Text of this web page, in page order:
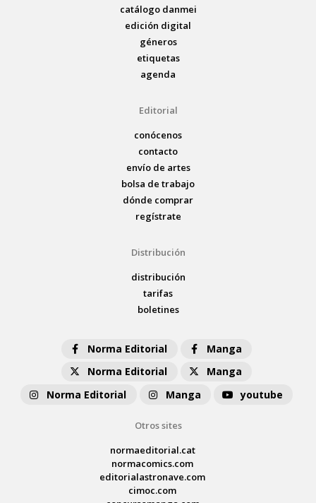
catálogo danmei
edición digital
géneros
etiquetas
agenda
Editorial
conócenos
contacto
envío de artes
bolsa de trabajo
dónde comprar
regístrate
Distribución
distribución
tarifas
boletines
Norma Editorial
Manga
Norma Editorial
Manga
Norma Editorial
Manga youtube
Otros sites
normaeditorial.cat
normacomics.com
editorialastronave.com
cimoc.com